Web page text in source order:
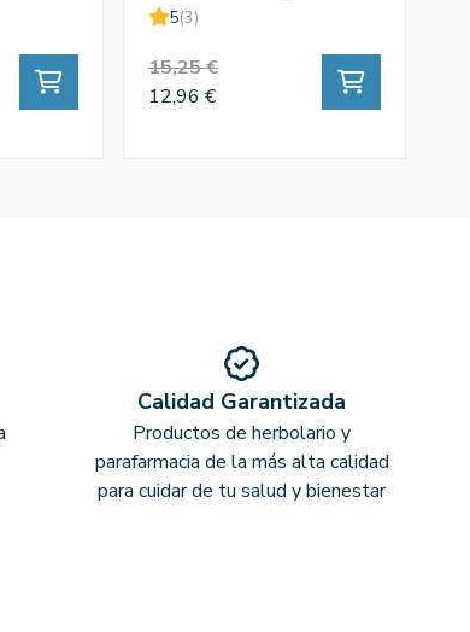
5(3)
15,25 €
12,96 €
Calidad Garantizada
Productos de herbolario y
parafarmacia de la más alta calidad
para cuidar de tu salud y bienestar